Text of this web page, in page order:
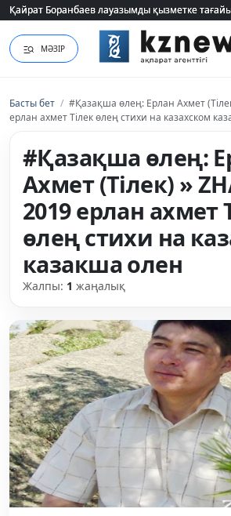
Қайрат Боранбаев лауазымды қызметке
Қайрат Боранбаев лауазымды қызметке
МӘЗІР
Басты бет / #Қазақша өлең: Ерлан Ахмет
ерлан ахмет Тілек өлең стихи на казахском
#Қазақша өлең:
Ахмет (Тілек) »
2019 ерлан ахмет
өлең стихи на
казакша олен
Жалпы: 1 жаңалық